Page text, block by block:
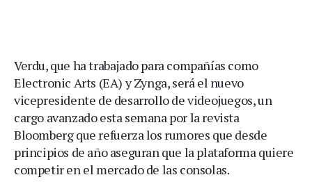
Verdu, que ha trabajado para compañías como
Electronic Arts (EA) y Zynga, será el nuevo
vicepresidente de desarrollo de videojuegos, un
cargo avanzado esta semana por la revista
Bloomberg que refuerza los rumores que desde
principios de año aseguran que la plataforma quiere
competir en el mercado de las consolas.